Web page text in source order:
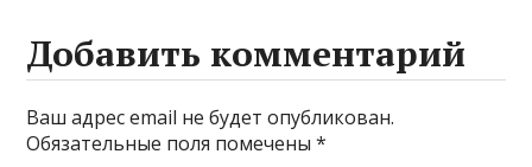
Добавить комментарий
Ваш адрес email не будет опубликован.
Обязательные поля помечены*